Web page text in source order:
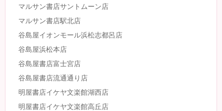
マルサン書店サントムーン店
マルサン書店駅北店
谷島屋イオンモール浜松志都呂店
谷島屋浜松本店
谷島屋書店富士宮店
谷島屋書店流通通り店
明屋書店イケヤ文楽館湖西店
明屋書店イケヤ文楽館高丘店